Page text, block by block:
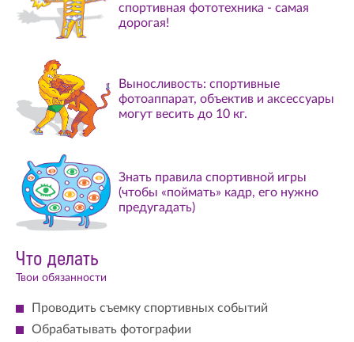
спортивная фототехника - самая
дорогая!
Выносливость: спортивные
фотоаппарат, объектив и аксессуары
могут весить до 10 кг.
Знать правила спортивной игры
(чтобы «поймать» кадр, его нужно
предугадать)
Что делать
Твои обязанности
Проводить съемку спортивных событий
Обрабатывать фотографии